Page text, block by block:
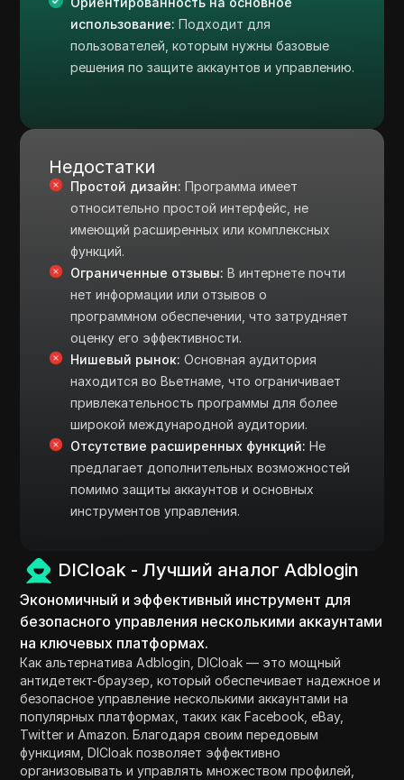
использование: Подходит для
пользователей, которым нужны базовые
решения по защите аккаунтов и управлению.
Недостатки
Простой дизайн: Программа имеет
относительно простой интерфейс, не
имеющий расширенных или комплексных
функций.
Ограниченные отзывы: В интернете почти
нет информации или отзывов о
программном обеспечении, что затрудняет
оценку его эффективности.
Нишевый рынок: Основная аудитория
находится во Вьетнаме, что ограничивает
привлекательность программы для более
широкой международной аудитории.
Отсутствие расширенных функций: Не
предлагает дополнительных возможностей
помимо защиты аккаунтов и основных
инструментов управления.
DICloak - Лучший аналог Adblogin
Экономичный и эффективный инструмент для
безопасного управления несколькими аккаунтами
на ключевых платформах.
Как альтернатива Adblogin, DICloak — это мощный
антидетект-браузер, который обеспечивает надежное и
безопасное управление несколькими аккаунтами на
популярных платформах, таких как Facebook, eBay,
Twitter и Amazon. Благодаря своим передовым
функциям, DICloak позволяет эффективно
организовывать и управлять множеством профилей,